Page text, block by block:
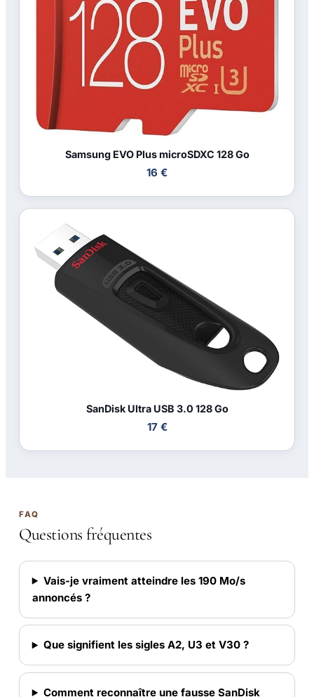
Samsung EVO Plus microSDXC 128 Go
16 €
SanDisk Ultra USB 3.0 128 Go
17 €
FAQ
Questions fréquentes
Vais-je vraiment atteindre les 190 Mo/s
annoncés ?
Que signifient les sigles A2, U3 et V30 ?
Comment reconnaître une fausse SanDisk